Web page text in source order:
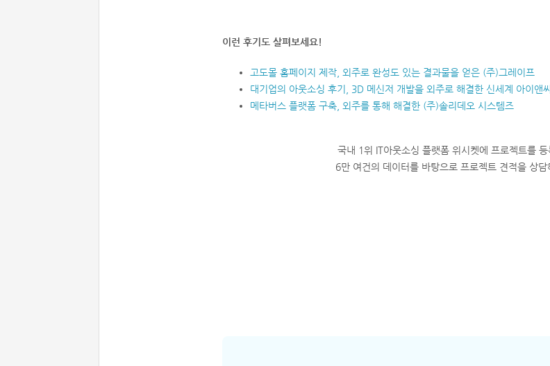
이런 후기도 살펴보세요!
고도몰 홈페이지 제작, 외주로 완성도 있는 결과물을 얻은 (주)그레이프
대기업의 아웃소싱 후기, 3D 메신저 개발을 외주로 해결한 신세계 아이앤씨
메타버스 플랫폼 구축, 외주를 통해 해결한 (주)솔리데오 시스템즈
국내 1위 IT아웃소싱 플랫폼 위시켓에 프로젝트를 등
6만 여건의 데이터를 바탕으로 프로젝트 견적을 상담